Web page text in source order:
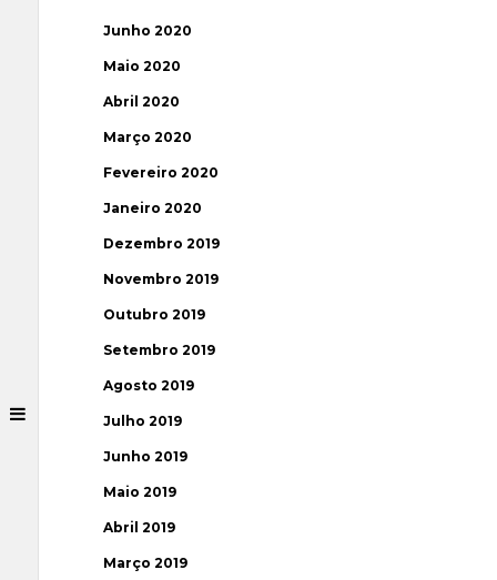
Junho 2020
Maio 2020
Abril 2020
Março 2020
Fevereiro 2020
Janeiro 2020
Dezembro 2019
Novembro 2019
Outubro 2019
Setembro 2019
Agosto 2019
Julho 2019
Junho 2019
Maio 2019
Abril 2019
Março 2019